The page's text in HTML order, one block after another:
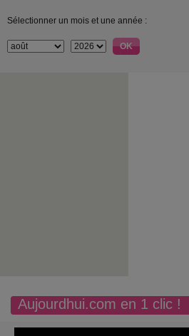
Sélectionner un mois et une année :
Aujourdhui.com en 1 clic !